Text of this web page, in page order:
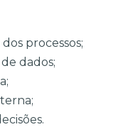
processos;
dados;